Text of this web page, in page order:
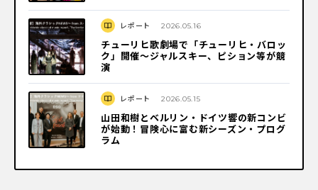
レポート 2026.05.16
チューリヒ歌劇場で「チューリヒ・バロッ
ク」開催～ジャルスキー、ピション等が競
演
レポート 2026.05.15
山田和樹とベルリン・ドイツ響の新コンビ
が始動！冒険心に富む新シーズン・プログ
ラム